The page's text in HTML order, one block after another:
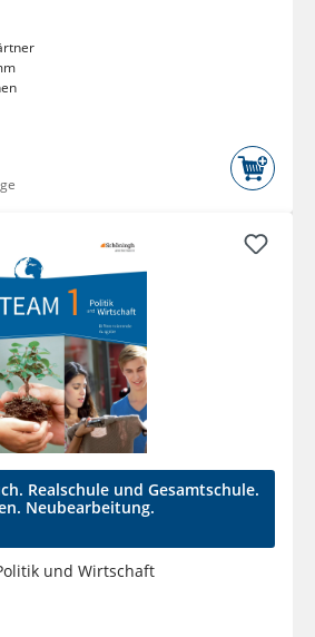
Realschule und Gesamtschule.
Neubearbeitung.
und Wirtschaft